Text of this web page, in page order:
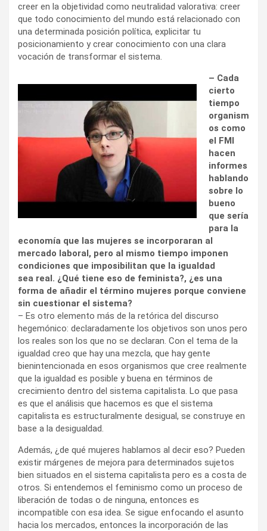
creer en la objetividad como neutralidad valorativa: creer
que todo conocimiento del mundo está relacionado con
una determinada posición política, explicitar tu
posicionamiento y crear conocimiento con una clara
vocación de transformar el sistema.
– Cada
cierto
tiempo
organism
os como
el FMI
hacen
informes
hablando
sobre lo
bueno
que sería
para la
economía que las mujeres se incorporaran al
mercado laboral, pero al mismo tiempo imponen
condiciones que imposibilitan que la igualdad
sea real. ¿Qué tiene eso de feminista?, ¿es una
forma de añadir el término mujeres porque conviene
sin cuestionar el sistema?
– Es otro elemento más de la retórica del discurso
hegemónico: declaradamente los objetivos son unos pero
los reales son los que no se declaran. Con el tema de la
igualdad creo que hay una mezcla, que hay gente
bienintencionada en esos organismos que cree realmente
que la igualdad es posible y buena en términos de
crecimiento dentro del sistema capitalista. Lo que pasa
es que el análisis que hacemos es que el sistema
capitalista es estructuralmente desigual, se construye en
base a la desigualdad.
Además, ¿de qué mujeres hablamos al decir eso? Pueden
existir márgenes de mejora para determinados sujetos
bien situados en el sistema capitalista pero es a costa de
otros. Si entendemos el feminismo como un proceso de
liberación de todas o de ninguna, entonces es
incompatible con esa idea. Se sigue enfocando el asunto
hacia los mercados, entonces la incorporación de las